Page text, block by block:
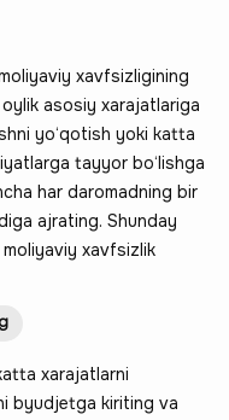
xavfsizligining
asosiy xarajatlariga
yo‘qotish yoki katta
tayyor bo‘lishga
har daromadning bir
ajrating. Shunday
xavfsizlik
xarajatlarni
byudjetga kiriting va